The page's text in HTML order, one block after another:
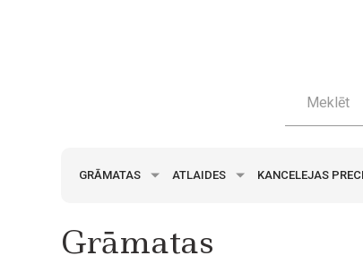
GRĀMATAS ATLAIDES KANCELEJAS
Grāmatas